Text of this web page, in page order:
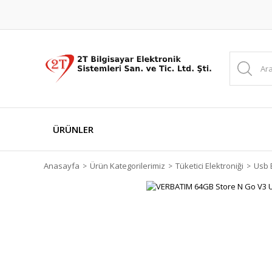
ÜRÜNLER
Anasayfa Ürün Kategorilerimiz Tüketici Elektroniği Usb